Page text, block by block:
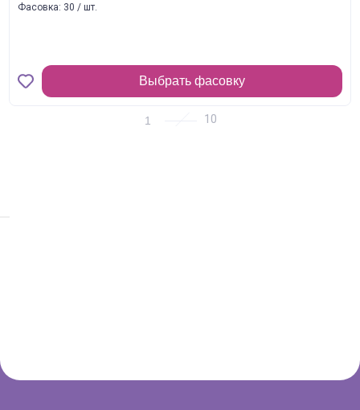
Фасовка: 30 / шт.
Выбрать фасовку
1